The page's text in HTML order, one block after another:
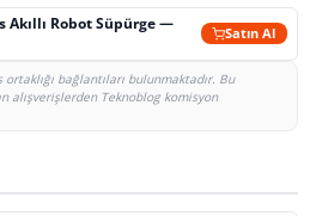
Akıllı Robot Süpürge —
Satın Al
bağlantıları bulunmaktadır. Bu
alışverişlerden Teknoblog komisyon